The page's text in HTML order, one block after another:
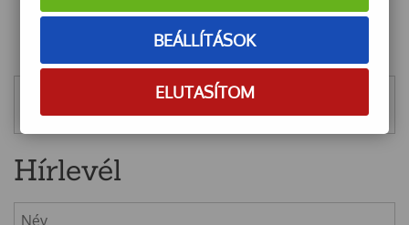
Mentett szűrők
Hírlevél
BEÁLLÍTÁSOK
ELUTASÍTOM